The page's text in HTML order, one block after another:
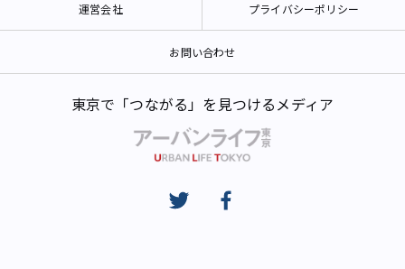
運営会社 プライバシーポリシー
お問い合わせ
東京で「つながる」を見つけるメディア